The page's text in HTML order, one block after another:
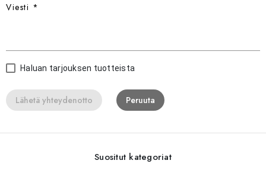
Viesti *
Haluan tarjouksen tuotteista
Lähetä yhteydenotto Peruuta
Suositut kategoriat